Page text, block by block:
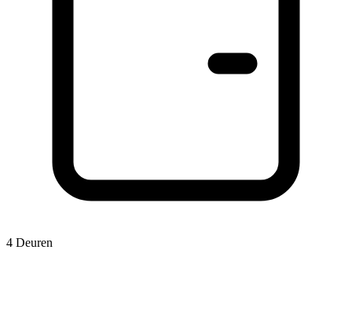
4 Deuren